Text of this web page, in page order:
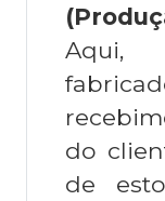
Aqui,
do
de